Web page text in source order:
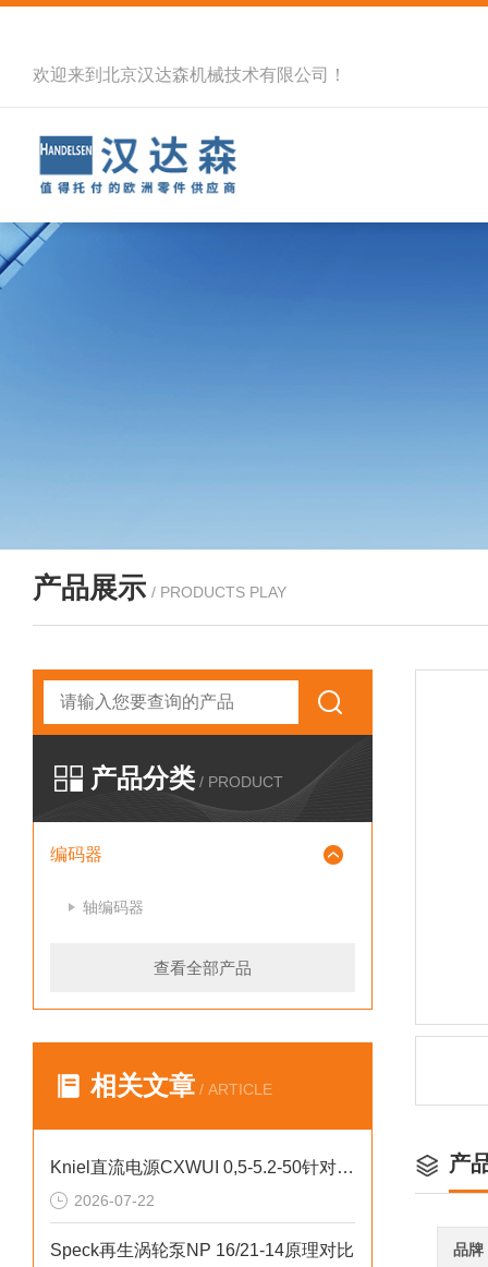
欢迎来到北京汉达森机械技术有限公司！
产品展示 / PRODUCTS PLAY
产品分类 / PRODUCT
编码器
轴编码器
查看全部产品
相关文章 / ARTICLE
Kniel直流电源CXWUI 0,5-5.2-50针对低压大电流工况设计
2026-07-22
Speck再生涡轮泵NP 16/21-14原理对比
产
品牌